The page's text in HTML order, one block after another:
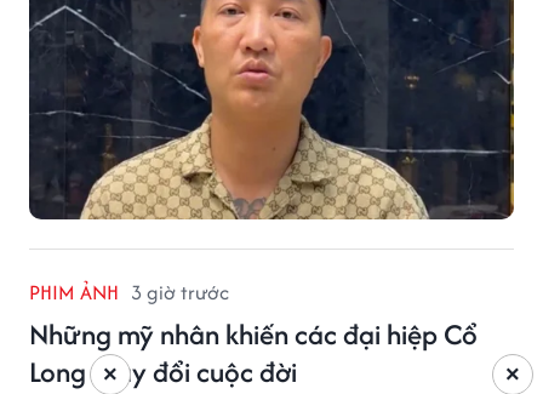
PHIM ẢNH 3 giờ trước
Những mỹ nhân khiến các đại hiệp Cổ
Long thay đổi cuộc đời
×
×